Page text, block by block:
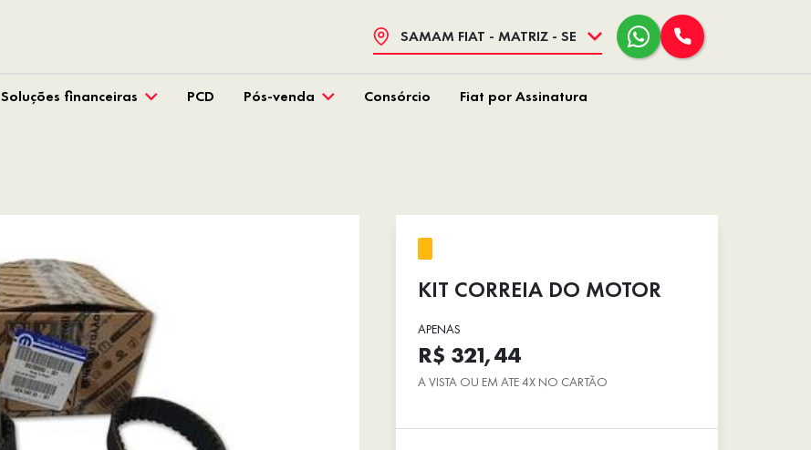
SAMAM FIAT - MATRIZ - SE
Soluções financeiras PCD Pós-venda Consórcio Fiat por Assinatura
KIT CORREIA DO MOTOR
APENAS
R$ 321,44
A VISTA OU EM ATE 4X NO CARTÃO